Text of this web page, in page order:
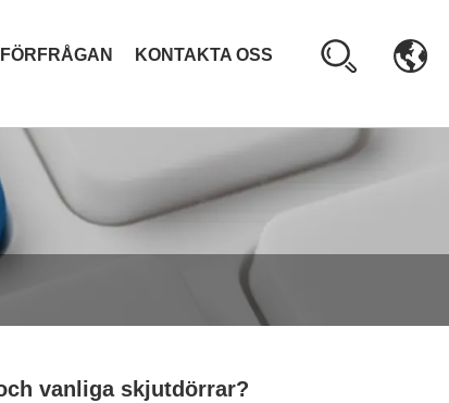
KONTAKTA OSS
vanliga skjutdörrar?